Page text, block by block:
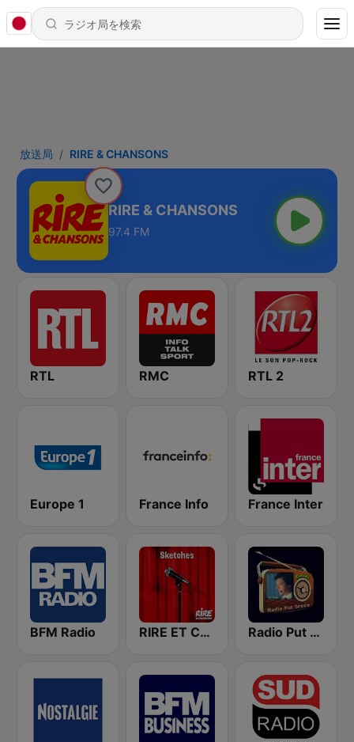
放送局 RIRE & CHANSONS
RIRE & CHANSONS
97.4 FM
RTL RMC RTL 2
Europe 1 France Info France Inter
BFM Radio RIRE ET CHANSONS SKETCHES Radio Put Sreće